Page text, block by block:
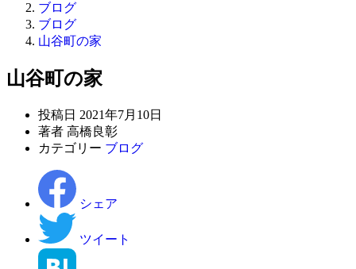
ブログ
ブログ
山谷町の家
山谷町の家
投稿日 2021年7月10日
著者 高橋良彰
カテゴリー ブログ
シェア
ツイート